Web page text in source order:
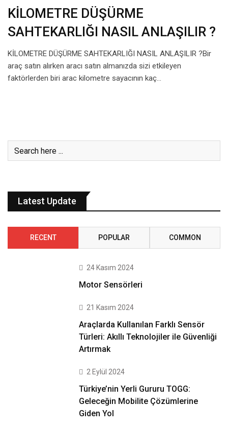
KİLOMETRE DÜŞÜRME
SAHTEKARLIĞI NASIL ANLAŞILIR ?
KİLOMETRE DÜŞÜRME SAHTEKARLIĞI NASIL ANLAŞILIR ?Bir
araç satın alırken aracı satın almanızda sizi etkileyen
faktörlerden biri arac kilometre sayacının kaç…
Latest Update
RECENT POPULAR COMMON
24 Kasım 2024
Motor Sensörleri
21 Kasım 2024
Araçlarda Kullanılan Farklı Sensör
Türleri: Akıllı Teknolojiler ile Güvenliği
Artırmak
2 Eylül 2024
Türkiye’nin Yerli Gururu TOGG:
Geleceğin Mobilite Çözümlerine
Giden Yol